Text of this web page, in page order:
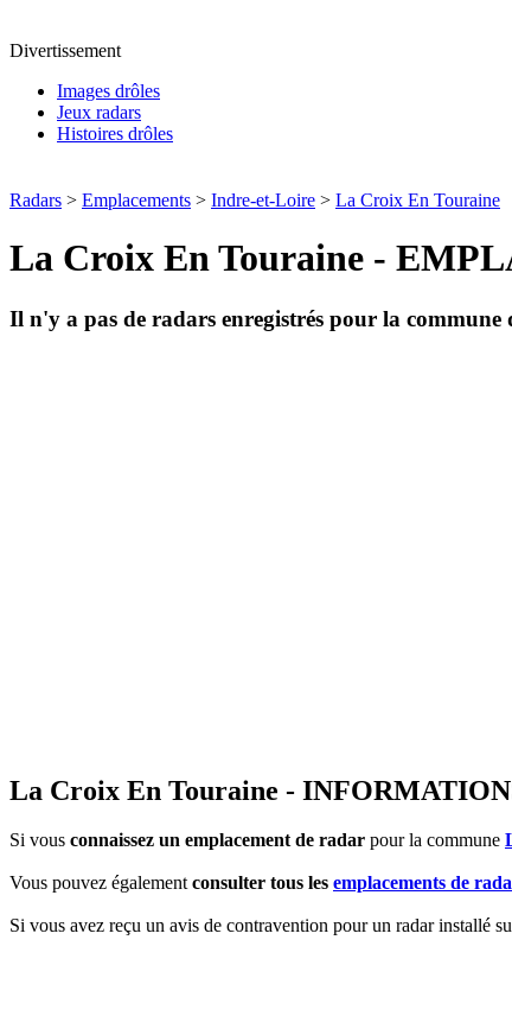
Divertissement
Images drôles
Jeux radars
Histoires drôles
Radars > Emplacements > Indre-et-Loire > La Croix En Touraine
La Croix En Touraine -
Il n'y a pas de radars enregistrés pour la commune
La Croix En Touraine -
Si vous connaissez un emplacement de radar pour la commune
Vous pouvez égalementconsulter tous les emplacements de
Si vous avez reçu un avis de contravention pour un radar installé